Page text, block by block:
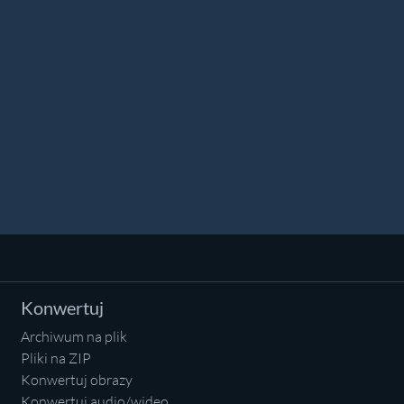
Konwertuj
Archiwum na plik
Pliki na ZIP
Konwertuj obrazy